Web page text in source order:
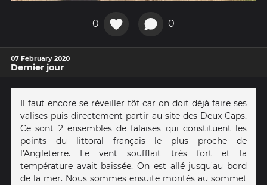
0 0
07 February 2020
Dernier jour
Il faut encore se réveiller tôt car on doit déjà faire ses
valises puis directement partir au site des Deux Caps.
Ce sont 2 ensembles de falaises qui constituent les
points du littoral français le plus proche de
l'Angleterre. Le vent soufflait très fort et la
température avait baissée. On est allé jusqu'au bord
de la mer. Nous sommes ensuite montés au sommet